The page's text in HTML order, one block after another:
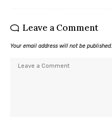
Leave a Comment
Your email address will not be published.